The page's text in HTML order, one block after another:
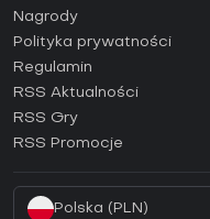
Jak aktywować klucz
Jak aktywować klucz
Jak aktywować klucz
Jak aktywować klucz
Jak aktywować klucz EA
Nagrody
Polityka prywatności
Regulamin
RSS Aktualności
RSS Gry
RSS Promocje
Polska (PLN)